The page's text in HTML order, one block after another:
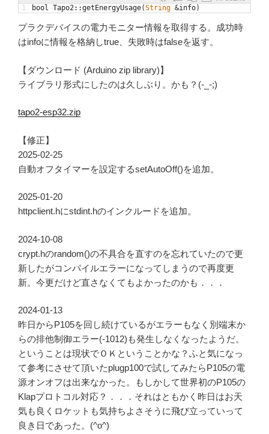
1
bool Tapo2::getEnergyUsage(String &info)
プラクデバイスの電力モニター情報を取得する。成功時
はinfoに情報を格納しtrue、失敗時はfalseを返す。
【ダウンロード (Arduino zip library)】
ライブラリ形式にしたのは久しぶり。かも？(-_-;)
tapo2-esp32.zip
【修正】
2025-02-25
自動オフタイマーを設定するsetAutoOff()を追加。
2025-01-20
httpclient.hにstdint.hのインクルードを追加。
2024-10-08
crypt.hのrandom()の不具合を直すのを忘れていたので更
新したがコンパイルエラーになってしまうので再度更
新。今更だけど直さなくてもよかったのかも．．．
2024-01-13
昨日からP105を回し続けているがエラーもなく別端末か
らの排他制御エラー(-1012)も発生しなくなったようだ。
ということは現状でＯＫということかな？ふと気になっ
て参考にさせて頂いたplugp100で試してみたらP105の電
源オンオフは出来なかった。もしかして世界初のP105の
Klapプロトコル対応？．．．それはともかく昨日はお天
気も良くロケットも気持ちよさそうに飛び立っていって
良き日であった。(^o^)